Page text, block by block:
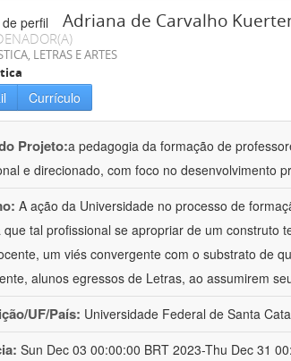
Adriana de Carvalho
LETRAS E ARTES
Currículo
Projeto:a pedagogia da formação de
e direcionado, com foco no desenvolvimento
A ação da Universidade no processo de
que tal profissional se apropriar de um construto
um viés convergente com o substrato de
alunos egressos de Letras, ao assumirem
UF/País: Universidade Federal de Santa
Sun Dec 03 00:00:00 BRT 2023-Thu Dec 31